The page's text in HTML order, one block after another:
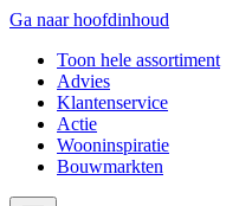
Ga naar hoofdinhoud
Toon hele assortiment
Advies
Klantenservice
Actie
Wooninspiratie
Bouwmarkten